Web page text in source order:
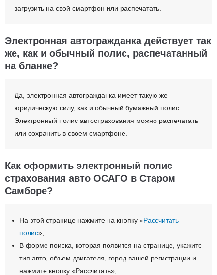
загрузить на свой смартфон или распечатать.
Электронная автогражданка действует так
же, как и обычный полис, распечатанный
на бланке?
Да, электронная автогражданка имеет такую же
юридическую силу, как и обычный бумажный полис.
Электронный полис автострахования можно распечатать
или сохранить в своем смартфоне.
Как оформить электронный полис
страхования авто ОСАГО в Старом
Самборе?
На этой странице нажмите на кнопку «Рассчитать
полис»;
В форме поиска, которая появится на странице, укажите
тип авто, объем двигателя, город вашей регистрации и
нажмите кнопку «Рассчитать»;